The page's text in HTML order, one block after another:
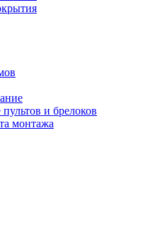
и брелоков
монтажа